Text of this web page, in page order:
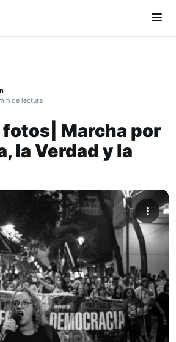
de lectura
fotos| Marcha por
la Verdad y la